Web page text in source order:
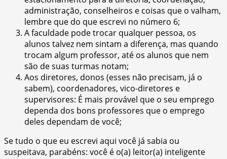
administração, conselheiros e coisas que o valham,
lembre que do que escrevi no número 6;
A faculdade pode trocar qualquer pessoa, os
alunos talvez nem sintam a diferença, mas quando
trocam algum professor, até os alunos que nem
são de suas turmas notam;
Aos diretores, donos (esses não precisam, já o
sabem), coordenadores, vico-diretores e
supervisores: É mais provável que o seu emprego
dependa dos bons professores que o emprego
deles dependam de você;
Se tudo o que eu escrevi aqui você já sabia ou
suspeitava, parabéns: você é o(a) leitor(a) inteligente